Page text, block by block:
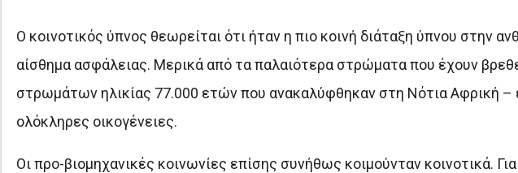
Ο κοινοτικός ύπνος θεωρείται ότι ήταν η πιο κοινή διάταξη ύπνου στην
αίσθημα ασφάλειας. Μερικά από τα παλαιότερα στρώματα που έχουν
στρωμάτων ηλικίας 77.000 ετών που ανακαλύφθηκαν στη Νότια Αφρική –
ολόκληρες οικογένειες.
Οι προ-βιομηχανικές κοινωνίες επίσης συνήθως κοιμούνταν κοινοτικά.